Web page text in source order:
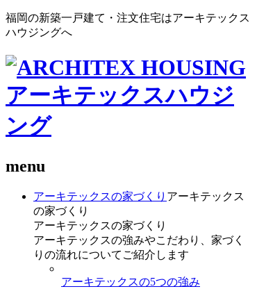
福岡の新築一戸建て・注文住宅はアーキテックス
ハウジングへ
menu
アーキテックスの家づくり アーキテックス
の家づくり
アーキテックスの家づくり
アーキテックスの強みやこだわり、家づく
りの流れについてご紹介します
アーキテックスの5つの強み